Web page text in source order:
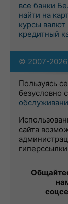
все банки
найти на
курсы валют
кредитный
© 2007-
Пользуясь
безусловно
сайта